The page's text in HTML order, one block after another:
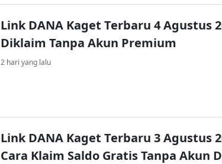
Link DANA Kaget Terbaru 4 Agustus
Diklaim Tanpa Akun Premium
2 hari yang lalu
Link DANA Kaget Terbaru 3 Agustus
Cara Klaim Saldo Gratis Tanpa Akun